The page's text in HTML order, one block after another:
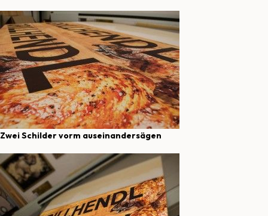
Zwei Schilder vorm auseinandersägen